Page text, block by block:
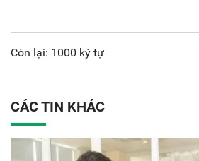
Còn lại: 1000 ký tự
CÁC TIN KHÁC